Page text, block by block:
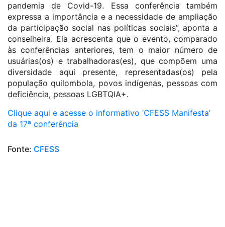
pandemia de Covid-19. Essa conferência também
expressa a importância e a necessidade de ampliação
da participação social nas políticas sociais”, aponta a
conselheira. Ela acrescenta que o evento, comparado
às conferências anteriores, tem o maior número de
usuárias(os) e trabalhadoras(es), que compõem uma
diversidade aqui presente, representadas(os) pela
população quilombola, povos indígenas, pessoas com
deficiência, pessoas LGBTQIA+.
Clique aqui e acesse o informativo ‘CFESS Manifesta’
da 17ª conferência
Fonte: CFESS